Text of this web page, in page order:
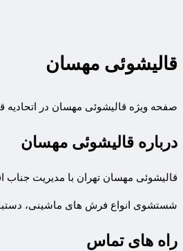
قالیشوئی مهسان
صفحه ویژه قالیشوئی مهسان در اتحادیه
درباره قالیشوئی مهسان
قالیشوئی مهسان تهران با مدیریت جناب
شستشوی انواع فرش های ماشینی،
راه های تماس